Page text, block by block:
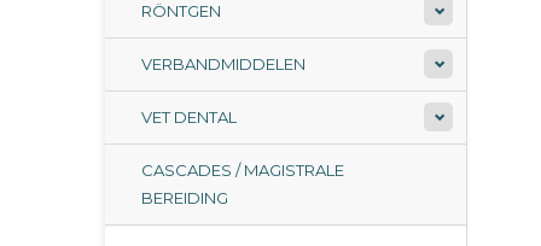
RÖNTGEN
VERBANDMIDDELEN
VET DENTAL
CASCADES / MAGISTRALE
BEREIDING